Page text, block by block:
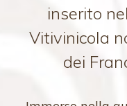
inserito
Vitivinicola
dei